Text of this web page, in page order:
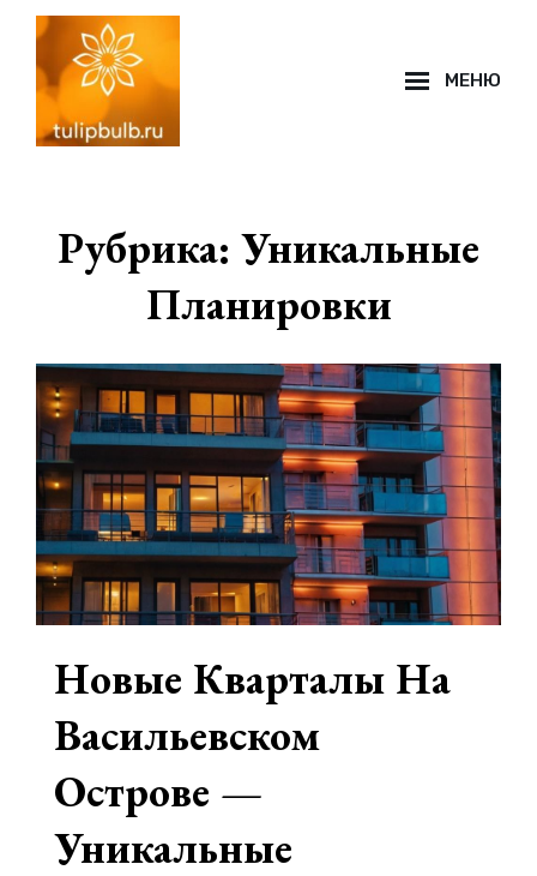
Перейти
содержимому
МЕНЮ
Рубрика: Уникальные
Планировки
Новые Кварталы На
Васильевском
Острове —
Уникальные